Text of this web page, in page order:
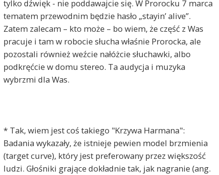
tylko dźwięk - nie poddawajcie się. W Prorocku 7 marca
tematem przewodnim będzie hasło „stayin’ alive”.
Zatem zalecam – kto może – bo wiem, że część z Was
pracuje i tam w robocie słucha właśnie Prorocka, ale
pozostali również weźcie nałóżcie słuchawki, albo
podkręćcie w domu stereo. Ta audycja i muzyka
wybrzmi dla Was.
* Tak, wiem jest coś takiego "Krzywa Harmana":
Badania wykazały, że istnieje pewien model brzmienia
(target curve), który jest preferowany przez większość
ludzi. Głośniki grające dokładnie tak, jak nagranie (ang.